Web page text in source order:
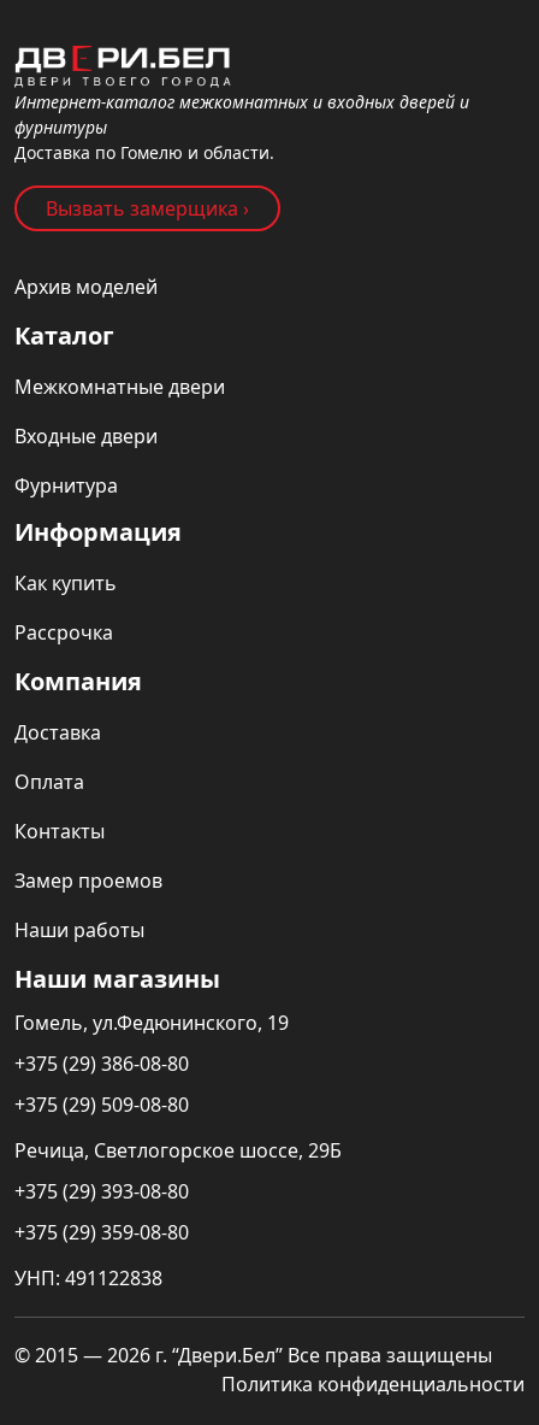
Интернет-каталог межкомнатных и входных дверей и
фурнитуры
Доставка по Гомелю и области.
Вызвать замерщика ›
Архив моделей
Каталог
Межкомнатные двери
Входные двери
Фурнитура
Информация
Как купить
Рассрочка
Компания
Доставка
Оплата
Контакты
Замер проемов
Наши работы
Наши магазины
Гомель, ул.Федюнинского, 19
+375 (29) 386-08-80
+375 (29) 509-08-80
Речица, Светлогорское шоссе, 29Б
+375 (29) 393-08-80
+375 (29) 359-08-80
УНП: 491122838
© 2015 — 2026 г. “Двери.Бел” Все права защищены
Политика конфиденциальности